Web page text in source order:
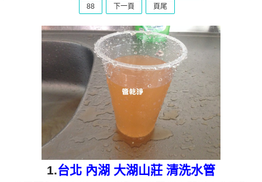
88
下一頁 頁尾
1.台北 內湖 大湖山莊 清洗水管